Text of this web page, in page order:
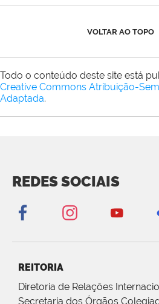
VOLTAR AO TOPO
Todo o conteúdo deste site está
Creative Commons Atribuição-
Adaptada.
REDES SOCIAIS
REITORIA
Diretoria de Relações
Secretaria dos Órgãos